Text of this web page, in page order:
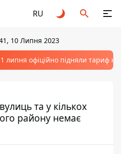
RU
10 Липня 2023
1 липня офіційно підняли тариф
та у кількох
району немає